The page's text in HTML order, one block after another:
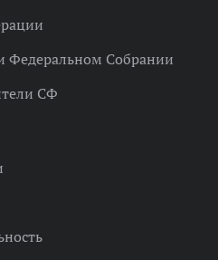
Федеральном Собрании
СФ